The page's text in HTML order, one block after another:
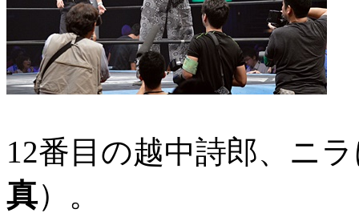
12番目の越中詩郎、ニ
真）。